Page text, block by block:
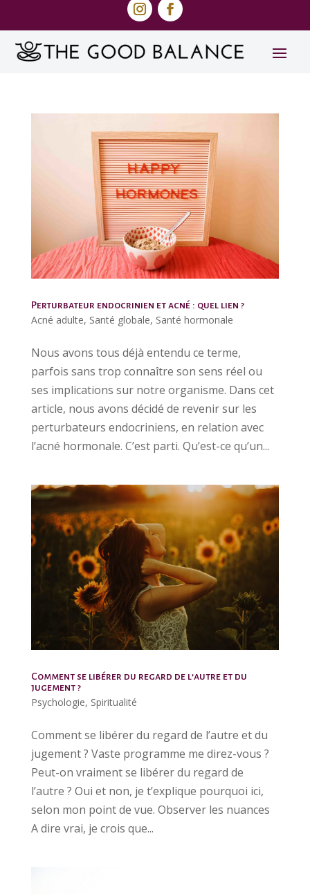
Perturbateur endocrinien et acné : quel lien ?
Acné adulte, Santé globale, Santé hormonale
Nous avons tous déjà entendu ce terme,
parfois sans trop connaître son sens réel ou
ses implications sur notre organisme. Dans cet
article, nous avons décidé de revenir sur les
perturbateurs endocriniens, en relation avec
l’acné hormonale. C’est parti. Qu’est-ce qu’un...
Comment se libérer du regard de l’autre et du
jugement ?
Psychologie, Spiritualité
Comment se libérer du regard de l’autre et du
jugement ? Vaste programme me direz-vous ?
Peut-on vraiment se libérer du regard de
l’autre ? Oui et non, je t’explique pourquoi ici,
selon mon point de vue. Observer les nuances
A dire vrai, je crois que...